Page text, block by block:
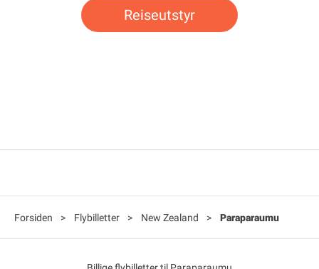
Reiseutstyr
Forsiden > Flybilletter > New Zealand > Paraparaumu